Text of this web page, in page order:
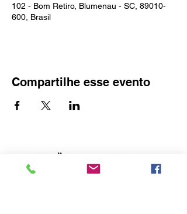
102 - Bom Retiro, Blumenau - SC, 89010-
600, Brasil
Compartilhe esse evento